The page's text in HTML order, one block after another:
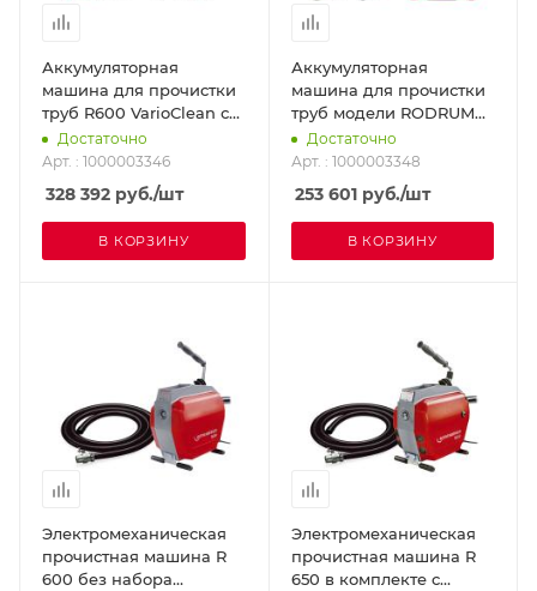
Аккумуляторная
машина для прочистки
труб R600 VarioClean с
набором спиралей и
инструмента
ROTHENBERGER
1000003346
Достаточно
Арт. : 1000003346
328 392 руб./шт
В КОРЗИНУ
Аккумуляторная
машина для прочистки
труб модели RODRUM
VarioClean с набором
инструмента
ROTHENBERGER
1000003348
Достаточно
Арт. : 1000003348
253 601руб./шт
В КОРЗИНУ
Электромеханическая
прочистная машина R
600 без набора
Электромеханическая
прочистная машина R
650 в комплекте с